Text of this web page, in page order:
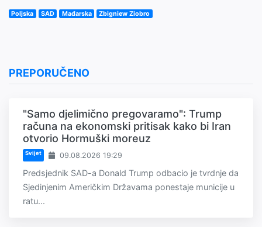
Poljska SAD Mađarska Zbigniew Ziobro
PREPORUČENO
"Samo djelimično pregovaramo": Trump
računa na ekonomski pritisak kako bi Iran
otvorio Hormuški moreuz
Svijet 09.08.2026 19:29
Predsjednik SAD-a Donald Trump odbacio je tvrdnje da
Sjedinjenim Američkim Državama ponestaje municije u
ratu...